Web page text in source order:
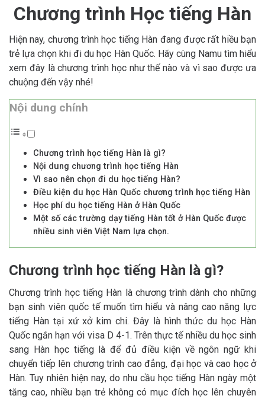
Chương trình Học tiếng Hàn
Hiện nay, chương trình học tiếng Hàn đang được rất hiều bạn
trẻ lựa chọn khi đi du học Hàn Quốc. Hãy cùng Namu tìm hiểu
xem đây là chương trình học như thế nào và vì sao được ưa
chuộng đến vậy nhé!
Nội dung chính
Chương trình học tiếng Hàn là gì?
Nội dung chương trình học tiếng Hàn
Vì sao nên chọn đi du học tiếng Hàn?
Điều kiện du học Hàn Quốc chương trình học tiếng Hàn
Học phí du học tiếng Hàn ở Hàn Quốc
Một số các trường dạy tiếng Hàn tốt ở Hàn Quốc được
nhiều sinh viên Việt Nam lựa chọn.
Chương trình học tiếng Hàn là gì?
Chương trình học tiếng Hàn là chương trình dành cho những
bạn sinh viên quốc tế muốn tìm hiểu và nâng cao năng lực
tiếng Hàn tại xứ xở kim chi. Đây là hình thức du học Hàn
Quốc ngắn hạn với visa D 4-1. Trên thực tế nhiều du học sinh
sang Hàn học tiếng là để đủ điều kiện về ngôn ngữ khi
chuyển tiếp lên chương trình cao đẳng, đại học và cao học ở
Hàn. Tuy nhiên hiện nay, do nhu cầu học tiếng Hàn ngày một
tăng cao, nhiều bạn trẻ không có mục đích học lên chuyên